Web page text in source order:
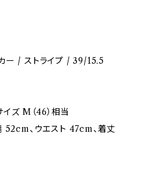
/ ストライプ / 39/15.5
ズ M（46）相当
52cm、ウエスト 47cm、着丈